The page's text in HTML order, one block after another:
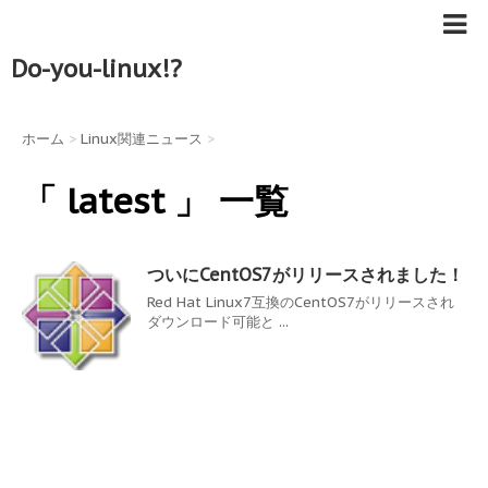
Do-you-linux!?
ホーム > Linux関連ニュース >
「 latest 」 一覧
ついにCentOS7がリリースされました！
Red Hat Linux7互換のCentOS7がリリースされ
ダウンロード可能と ...